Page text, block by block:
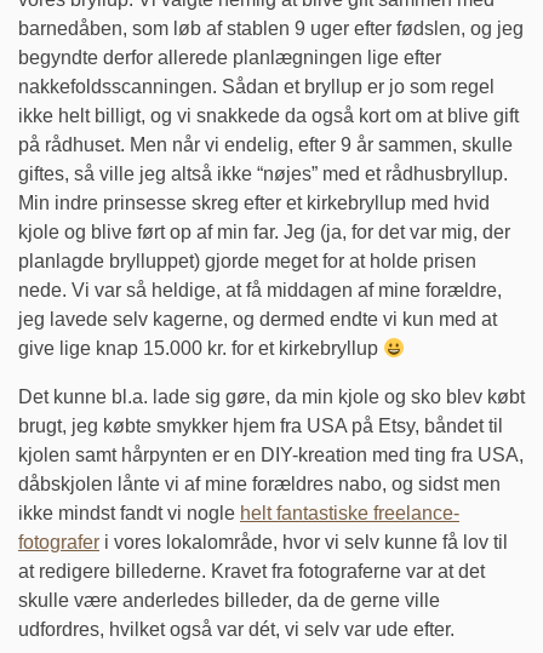
barnedåben, som løb af stablen 9 uger efter fødslen, og jeg
begyndte derfor allerede planlægningen lige efter
nakkefoldsscanningen. Sådan et bryllup er jo som regel
ikke helt billigt, og vi snakkede da også kort om at blive gift
på rådhuset. Men når vi endelig, efter 9 år sammen, skulle
giftes, så ville jeg altså ikke “nøjes” med et rådhusbryllup.
Min indre prinsesse skreg efter et kirkebryllup med hvid
kjole og blive ført op af min far. Jeg (ja, for det var mig, der
planlagde brylluppet) gjorde meget for at holde prisen
nede. Vi var så heldige, at få middagen af mine forældre,
jeg lavede selv kagerne, og dermed endte vi kun med at
give lige knap 15.000 kr. for et kirkebryllup
Det kunne bl.a. lade sig gøre, da min kjole og sko blev købt
brugt, jeg købte smykker hjem fra USA på Etsy, båndet til
kjolen samt hårpynten er en DIY-kreation med ting fra USA,
dåbskjolen lånte vi af mine forældres nabo, og sidst men
ikke mindst fandt vi nogle helt fantastiske freelance-
fotografer i vores lokalområde, hvor vi selv kunne få lov til
at redigere billederne. Kravet fra fotograferne var at det
skulle være anderledes billeder, da de gerne ville
udfordres, hvilket også var dét, vi selv var ude efter.